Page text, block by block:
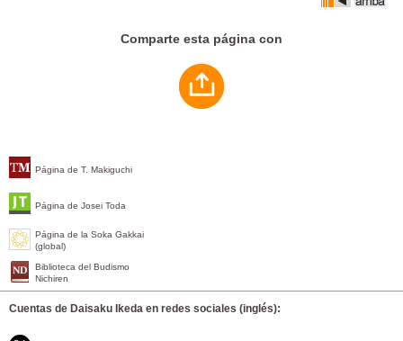
Página de T. Makiguchi
Página de Josei Toda
Página de la Soka Gakkai
(global)
Biblioteca del Budismo
Nichiren
Cuentas de Daisaku Ikeda en redes sociales (inglés):
Comparte esta página con